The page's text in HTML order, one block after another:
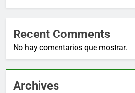
Recent Comments
No hay comentarios que mostrar.
Archives